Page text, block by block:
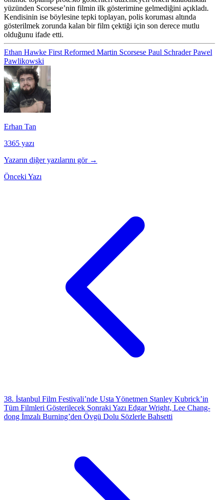
yüzünden Scorsese’nin filmin ilk gösterimine gelmediğini açıkladı.
Kendisinin ise böylesine tepki toplayan, polis koruması altında
gösterilmek zorunda kalan bir film çektiği için son derece mutlu
olduğunu ifade etti.
Ethan Hawke First Reformed Martin Scorsese Paul SchraderPawel
Pawlikowski
Erhan Tan
3365 yazı
Yazarın diğer yazılarını gör →
Önceki Yazı
38. İstanbul Film Festivali’nde Usta Yönetmen Stanley Kubrick’in
Tüm Filmleri Gösterilecek Sonraki Yazı Edgar Wright, Lee Chang-
dong İmzalı Burning’den Övgü Dolu Sözlerle Bahsetti